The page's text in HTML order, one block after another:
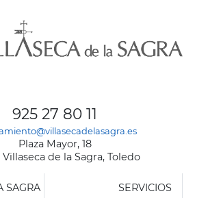
925 27 80 11
Plaza Mayor, 18
de la Sagra, Toledo
SAGRA SERVICIOS